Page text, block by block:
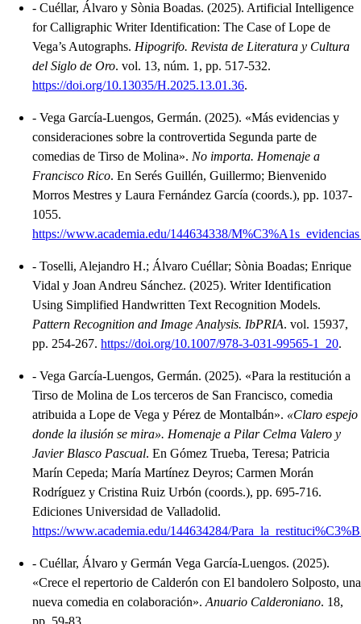
- Cuéllar, Álvaro y Sònia Boadas. (2025). Artificial Intelligence
for Calligraphic Writer Identification: The Case of Lope de
Vega’s Autographs. Hipogrifo. Revista de Literatura y Cultura
del Siglo de Oro. vol. 13, núm. 1, pp. 517-532.
https://doi.org/10.13035/H.2025.13.01.36.
- Vega García-Luengos, Germán. (2025). «Más evidencias y
consideraciones sobre la controvertida Segunda parte de
comedias de Tirso de Molina». No importa. Homenaje a
Francisco Rico. En Serés Guillén, Guillermo; Bienvenido
Morros Mestres y Laura Fernández García (coords.), pp. 1037-
1055.
https://www.academia.edu/144634338/
- Toselli, Alejandro H.; Álvaro Cuéllar; Sònia Boadas; Enrique
Vidal y Joan Andreu Sánchez. (2025). Writer Identification
Using Simplified Handwritten Text Recognition Models.
Pattern Recognition and Image Analysis. IbPRIA. vol. 15937,
pp. 254-267. https://doi.org/10.1007/978-3-031-99565-1_20.
- Vega García-Luengos, Germán. (2025). «Para la restitución a
Tirso de Molina de Los terceros de San Francisco, comedia
atribuida a Lope de Vega y Pérez de Montalbán». «Claro espejo
donde la ilusión se mira». Homenaje a Pilar Celma Valero y
Javier Blasco Pascual. En Gómez Trueba, Teresa; Patricia
Marín Cepeda; María Martínez Deyros; Carmen Morán
Rodríguez y Cristina Ruiz Urbón (coords.), pp. 695-716.
Ediciones Universidad de Valladolid.
https://www.academia.edu/144634284/
- Cuéllar, Álvaro y Germán Vega García-Luengos. (2025).
«Crece el repertorio de Calderón con El bandolero Solposto, una
nueva comedia en colaboración». Anuario Calderoniano. 18,